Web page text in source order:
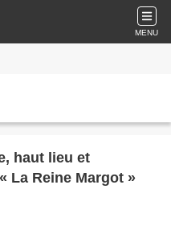
MENU
haut lieu et
La Reine Margot »